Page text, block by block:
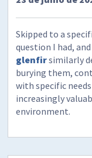
Skipped to a
question I had,
glenfirsimilarly
burying them,
with specific
increasingly
environment.